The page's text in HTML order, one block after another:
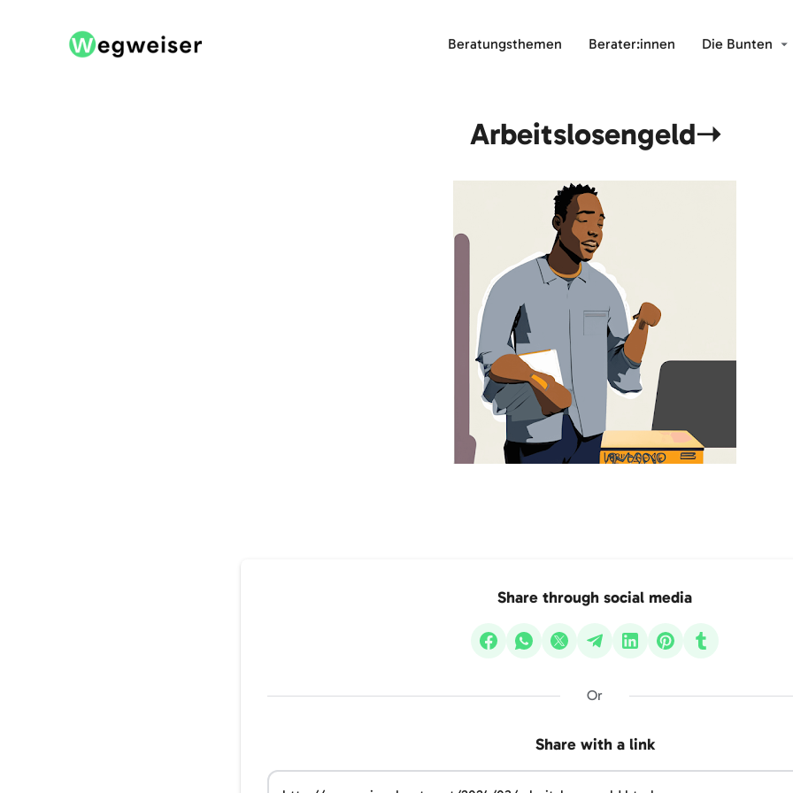
Beratungsthemen Berater:innen Die Bunten
Arbeitslosengeld➝
Share through social media
Or
Share with a link